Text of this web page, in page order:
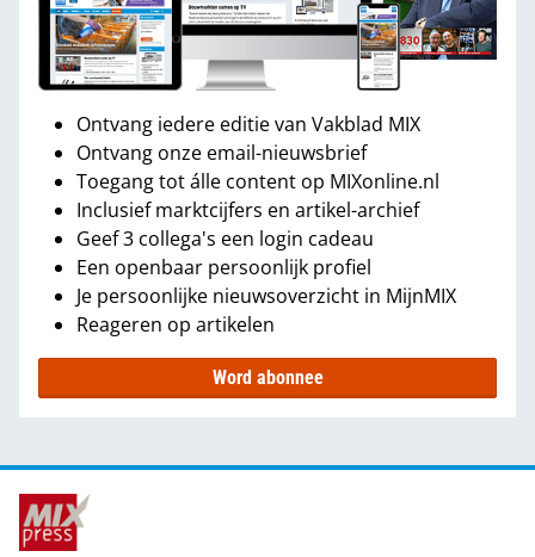
Ontvang iedere editie van Vakblad MIX
Ontvang onze email-nieuwsbrief
Toegang tot álle content op MIXonline.nl
Inclusief marktcijfers en artikel-archief
Geef 3 collega's een login cadeau
Een openbaar persoonlijk profiel
Je persoonlijke nieuwsoverzicht in MijnMIX
Reageren op artikelen
Word abonnee